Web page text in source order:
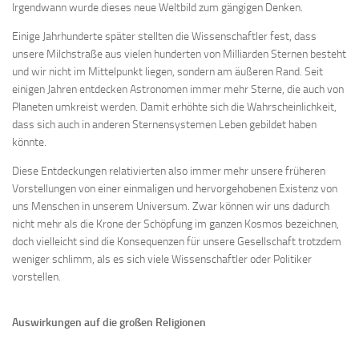
Irgendwann wurde dieses neue Weltbild zum gängigen Denken.
Einige Jahrhunderte später stellten die Wissenschaftler fest, dass
unsere Milchstraße aus vielen hunderten von Milliarden Sternen besteht
und wir nicht im Mittelpunkt liegen, sondern am äußeren Rand. Seit
einigen Jahren entdecken Astronomen immer mehr Sterne, die auch von
Planeten umkreist werden. Damit erhöhte sich die Wahrscheinlichkeit,
dass sich auch in anderen Sternensystemen Leben gebildet haben
könnte.
Diese Entdeckungen relativierten also immer mehr unsere früheren
Vorstellungen von einer einmaligen und hervorgehobenen Existenz von
uns Menschen in unserem Universum. Zwar können wir uns dadurch
nicht mehr als die Krone der Schöpfung im ganzen Kosmos bezeichnen,
doch vielleicht sind die Konsequenzen für unsere Gesellschaft trotzdem
weniger schlimm, als es sich viele Wissenschaftler oder Politiker
vorstellen.
Auswirkungen auf die großen Religionen